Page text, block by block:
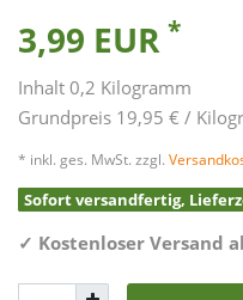
3,99 EUR *
Inhalt0,2 Kilogramm
Grundpreis 19,95 € /
* inkl. ges. MwSt. zzgl.
Sofort versandfertig,
✓ Kostenloser Versand